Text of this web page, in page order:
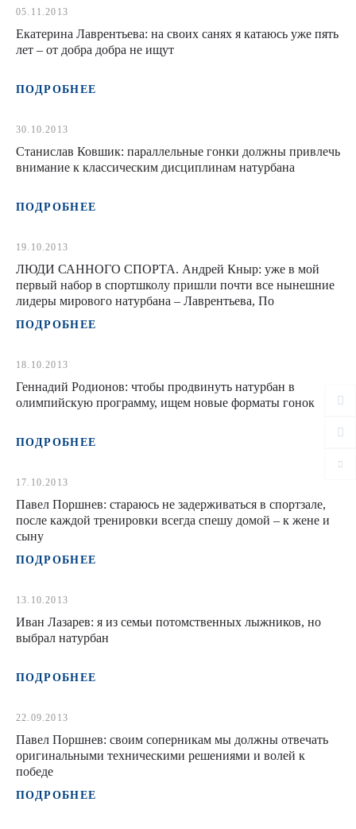
05.11.2013
Екатерина Лаврентьева: на своих санях я катаюсь уже пять
лет – от добра добра не ищут
ПОДРОБНЕЕ
30.10.2013
Станислав Ковшик: параллельные гонки должны привлечь
внимание к классическим дисциплинам натурбана
ПОДРОБНЕЕ
19.10.2013
ЛЮДИ САННОГО СПОРТА. Андрей Кныр: уже в мой
первый набор в спортшколу пришли почти все нынешние
лидеры мирового натурбана – Лаврентьева, По
ПОДРОБНЕЕ
18.10.2013
Геннадий Родионов: чтобы продвинуть натурбан в
олимпийскую программу, ищем новые форматы гонок
ПОДРОБНЕЕ
17.10.2013
Павел Поршнев: стараюсь не задерживаться в спортзале,
после каждой тренировки всегда спешу домой – к жене и
сыну
ПОДРОБНЕЕ
13.10.2013
Иван Лазарев: я из семьи потомственных лыжников, но
выбрал натурбан
ПОДРОБНЕЕ
22.09.2013
Павел Поршнев: своим соперникам мы должны отвечать
оригинальными техническими решениями и волей к
победе
ПОДРОБНЕЕ